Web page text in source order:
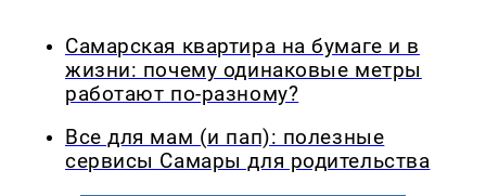
Самарская квартира на бумаге и в
жизни: почему одинаковые метры
работают по-разному?
Все для мам (и пап): полезные
сервисы Самары для родительства